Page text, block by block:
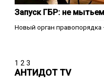
Запуск ГБР: не
Новый орган
1 2 3
АНТИДОТ TV